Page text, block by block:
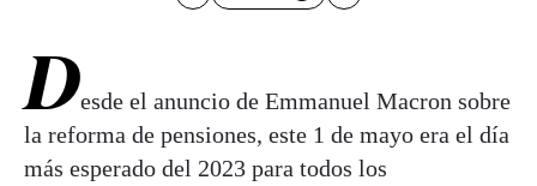
Desde el anuncio de Emmanuel Macron sobre
la reforma de pensiones, este 1 de mayo era el día
más esperado del 2023 para todos los